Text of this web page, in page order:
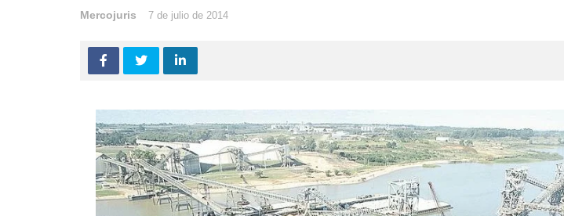
Mercojuris 7 de julio de 2014